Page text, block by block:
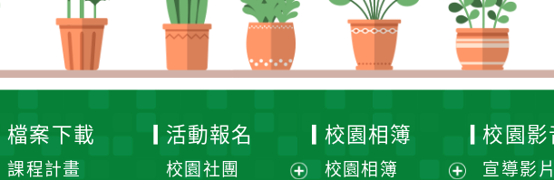
檔案下載
課程計畫
活動報名
校園社團
校園相簿
校園相簿
校園影
宣導影片